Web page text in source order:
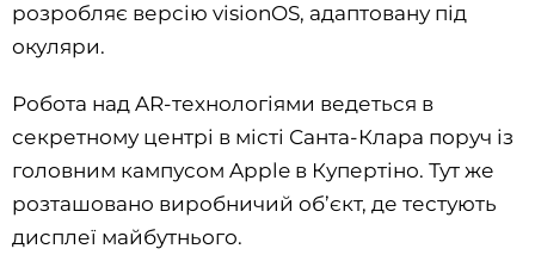
розробляє версію visionOS, адаптовану під
окуляри.
Робота над AR-технологіями ведеться в
секретному центрі в місті Санта-Клара поруч із
головним кампусом Apple в Купертіно. Тут же
розташовано виробничий об’єкт, де тестують
дисплеї майбутнього.